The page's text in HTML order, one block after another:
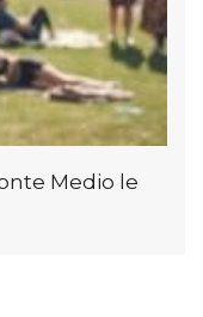
Medio le